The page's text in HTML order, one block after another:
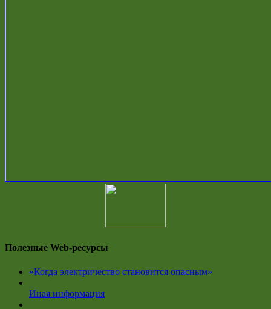
Полезные Web-ресурсы
«Когда электричество становится опасным»
Иная информация